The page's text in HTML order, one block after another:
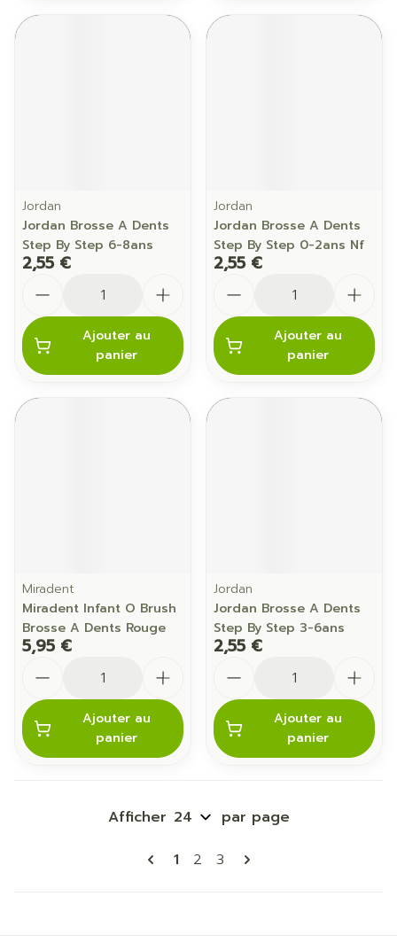
Jordan
Jordan Brosse A Dents
Step By Step 6-8ans
2,55 €
Ajouter au
panier
Jordan
Jordan Brosse A Dents
Step By Step 0-2ans Nf
2,55 €
Ajouter au
panier
Miradent
Miradent Infant O Brush
Brosse A Dents Rouge
5,95 €
Ajouter au
panier
Jordan
Jordan Brosse A Dents
Step By Step 3-6ans
2,55 €
Ajouter au
panier
Pages
Vous lisez actuellement la
1 Page
2 Page
3
Afficher par page